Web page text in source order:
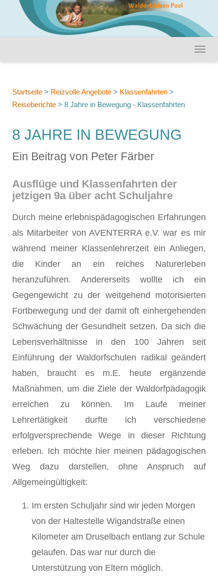
Startseite > Reizvolle Angebote > Klassenfahrten >
Reiseberichte > 8 Jahre in Bewegung - Klassenfahrten
8 JAHRE IN BEWEGUNG
Ein Beitrag von Peter Färber
Ausflüge und Klassenfahrten der
jetzigen 9a über acht Schuljahre
Durch meine erlebnispädagogischen Erfahrungen
als Mitarbeiter von AVENTERRA e.V. war es mir
während meiner Klassenlehrerzeit ein Anliegen,
die Kinder an ein reiches Naturerleben
heranzuführen. Andererseits wollte ich ein
Gegengewicht zu der weitgehend motorisierten
Fortbewegung und der damit oft einhergehenden
Schwächung der Gesundheit setzen. Da sich die
Lebensverhältnisse in den 100 Jahren seit
Einführung der Waldorfschulen radikal geändert
haben, braucht es m.E. heute ergänzende
Maßnahmen, um die Ziele der Waldorfpädagogik
erreichen zu können. Im Laufe meiner
Lehrertätigkeit durfte ich verschiedene
erfolgversprechende Wege in dieser Richtung
erleben. Ich möchte hier meinen pädagogischen
Weg dazu darstellen, ohne Anspruch auf
Allgemeingültigkeit:
Im ersten Schuljahr sind wir jeden Morgen
von der Haltestelle Wigandstraße einen
Kilometer am Druselbach entlang zur Schule
gelaufen. Das war nur durch die
Unterstützung von Eltern möglich.